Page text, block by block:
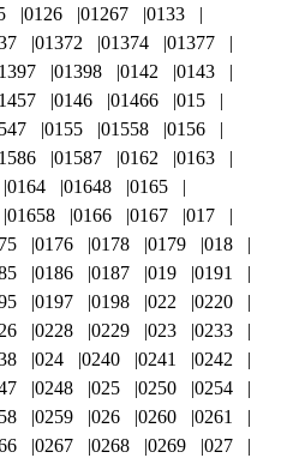
0126 01267
0133
01372 01374
01377
01398 0142
0143
0146 01466
015
0155 01558
0156
01587 0162
0163
0164 01648
0165
01658 0166 0167
017
0176 0178 0179
018
0186 0187 019
0191
0197 0198 022
0220
0228 0229 023
0233
024 0240 0241
0242
0248 025 0250
0254
0259 026 0260
0261
0267 0268 0269 027